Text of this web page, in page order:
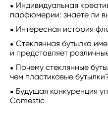
Индивидуальная
парфюмерии: знаете ли
Интересная история
Стеклянная бутылка
и представляет
Почему стеклянные
чем пластиковые
Будущая конкуренция
Comestic